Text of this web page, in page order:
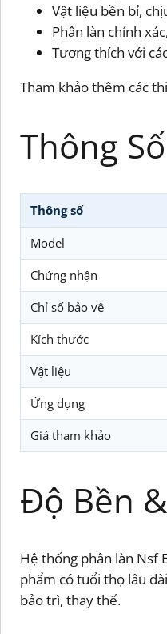
Vật liệu bền bỉ,
Phân làn chính
Tương thích với
Tham khảo thêm các
Thông
Thông số
Model
Chứng nhận
Chỉ số bảo vệ
Kích thước
Vật liệu
Ứng dụng
Giá tham khảo
Độ Bền
Hệ thống phân làn Nsf
phẩm có tuổi thọ lâu
bảo trì, thay thế.